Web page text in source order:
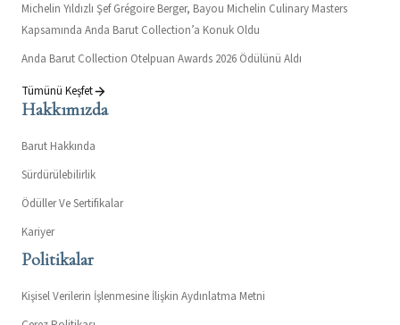
Michelin Yıldızlı Şef Grégoire Berger, Bayou Michelin Culinary Masters
Kapsamında Anda Barut Collection’a Konuk Oldu
Anda Barut Collection Otelpuan Awards 2026 Ödülünü Aldı
Tümünü Keşfet
Hakkımızda
Barut Hakkında
Sürdürülebilirlik
Ödüller Ve Sertifikalar
Kariyer
Politikalar
Kişisel Verilerin İşlenmesine İlişkin Aydınlatma Metni